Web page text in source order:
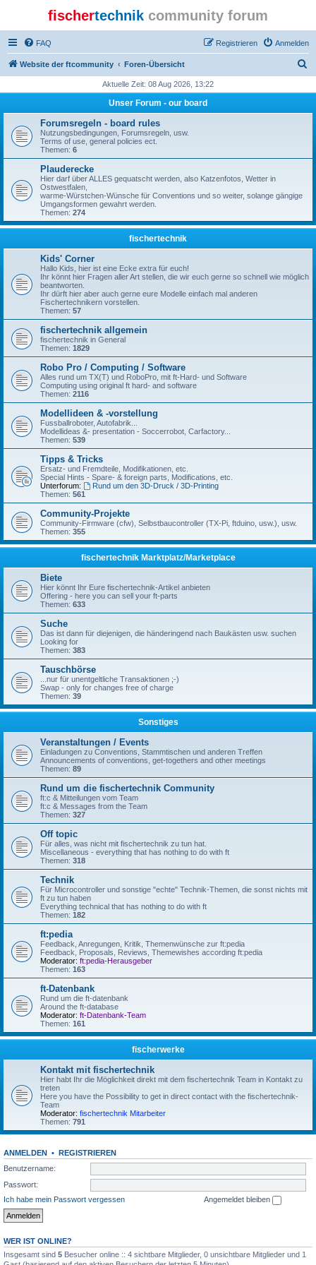
fischertechnik community forum
FAQ Anmelden
Registrieren
Website der ftcommunity Foren-Übersicht
h
Aktuelle Zeit: 08 Aug 2026, 13:22
Unser Forum - our board
Forumsregeln - board rules
Nutzungsbedingungen, Forumsregeln, usw.
Terms of use, general policies ect.
Themen: 6
Plauderecke
Hier darf über ALLES gequatscht werden, also Katzenfotos, Wetter in
Ostwestfalen,
warme-Würstchen-Wünsche für Conventions und so weiter, solange gängige
Umgangsformen gewahrt werden.
Themen: 274
fischertechnik
Kids' Corner
Hallo Kids, hier ist eine Ecke extra für euch!
Ihr könnt hier Fragen aller Art stellen, die wir euch gerne so schnell wie möglich
beantworten.
Ihr dürft hier aber auch gerne eure Modelle einfach mal anderen
Fischertechnikern vorstellen.
Themen: 57
fischertechnik allgemein
fischertechnik in General
Themen: 1829
Robo Pro / Computing / Software
Alles rund um TX(T) und RoboPro, mit ft-Hard- und Software
Computing using original ft hard- and software
Themen: 2116
Modellideen & -vorstellung
Fussballroboter, Autofabrik...
Modellideas &- presentation - Soccerrobot, Carfactory...
Themen: 539
Tipps & Tricks
Ersatz- und Fremdteile, Modifikationen, etc.
Special Hints - Spare- & foreign parts, Modifications, etc.
Unterforum:
Rund um den 3D-Druck / 3D-Printing
Themen: 561
Community-Projekte
Community-Firmware (cfw), Selbstbaucontroller (TX-Pi, ftduino, usw.), usw.
Themen: 355
fischertechnik Marktplatz/Marketplace
Biete
Hier könnt Ihr Eure fischertechnik-Artikel anbieten
Offering - here you can sell your ft-parts
Themen: 633
Suche
Das ist dann für diejenigen, die händeringend nach Baukästen usw. suchen
Looking for
Themen: 383
Tauschbörse
...nur für unentgeltliche Transaktionen ;-)
Swap - only for changes free of charge
Themen: 39
Sonstiges
Veranstaltungen / Events
Einladungen zu Conventions, Stammtischen und anderen Treffen
Announcements of conventions, get-togethers and other meetings
Themen: 89
Rund um die fischertechnik Community
ft:c & Mitteilungen vom Team
ft:c & Messages from the Team
Themen: 327
Off topic
Für alles, was nicht mit fischertechnik zu tun hat.
Miscellaneous - everything that has nothing to do with ft
Themen: 318
Technik
Für Microcontroller und sonstige "echte" Technik-Themen, die sonst nichts mit
ft zu tun haben
Everything technical that has nothing to do with ft
Themen: 182
ft:pedia
Feedback, Anregungen, Kritik, Themenwünsche zur ft:pedia
Feedback, Proposals, Reviews, Themewishes according ft:pedia
Moderator: ft:pedia-Herausgeber
Themen: 163
ft-Datenbank
Rund um die ft-datenbank
Around the ft-database
Moderator: ft-Datenbank-Team
Themen: 161
fischerwerke
Kontakt mit fischertechnik
Hier habt Ihr die Möglichkeit direkt mit dem fischertechnik Team in Kontakt zu
treten
Here you have the Possibility to get in direct contact with the fischertechnik-
Team
Moderator: fischertechnik Mitarbeiter
Themen: 791
ANMELDEN • REGISTRIEREN
Benutzername:
Passwort:
Ich habe mein Passwort vergessen
Angemeldet bleiben
WER IST ONLINE?
Insgesamt sind 5 Besucher online :: 4 sichtbare Mitglieder, 0 unsichtbare Mitglieder und 1